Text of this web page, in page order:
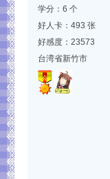
学分：6 个
好人卡：493 张
好感度：23573
台湾省新竹市